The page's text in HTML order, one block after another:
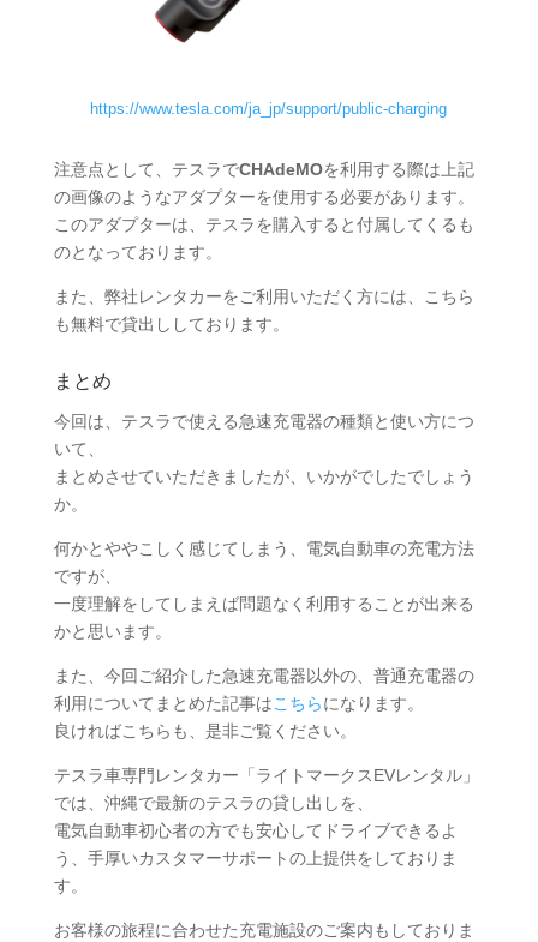
https://www.tesla.com/ja_jp/support/public-charging
注意点として、テスラでCHAdeMOを利用する際は上記
の画像のようなアダプターを使用する必要があります。
このアダプターは、テスラを購入すると付属してくるも
のとなっております。
また、弊社レンタカーをご利用いただく方には、こちら
も無料で貸出ししております。
まとめ
今回は、テスラで使える急速充電器の種類と使い方につ
いて、
まとめさせていただきましたが、いかがでしたでしょう
か。
何かとややこしく感じてしまう、電気自動車の充電方法
ですが、
一度理解をしてしまえば問題なく利用することが出来る
かと思います。
また、今回ご紹介した急速充電器以外の、普通充電器の
利用についてまとめた記事はこちらになります。
良ければこちらも、是非ご覧ください。
テスラ車専門レンタカー「ライトマークスEVレンタル」
では、沖縄で最新のテスラの貸し出しを、
電気自動車初心者の方でも安心してドライブできるよ
う、手厚いカスタマーサポートの上提供をしておりま
す。
お客様の旅程に合わせた充電施設のご案内もしておりま